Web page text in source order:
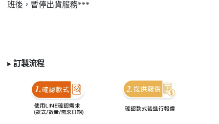
班後，暫停出貨服務***
▸ 訂製流程